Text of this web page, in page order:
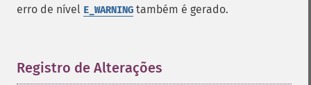
erro de nível E_WARNING também é gerado.
Registro de Alterações